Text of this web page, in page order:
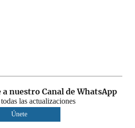
a nuestro Canal de WhatsApp
las actualizaciones
Únete